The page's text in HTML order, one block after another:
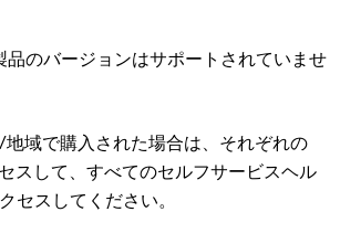
品のバージョンはサポートされていませ
域で購入された場合は、それぞれの
スして、すべてのセルフサービスヘル
セスしてください。